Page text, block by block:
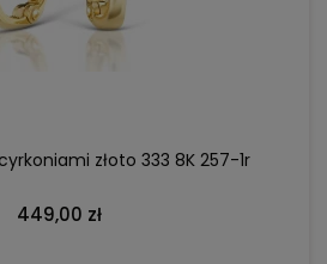
złoto 333 8K 257-1r
449,00 zł
DO KOSZYKA